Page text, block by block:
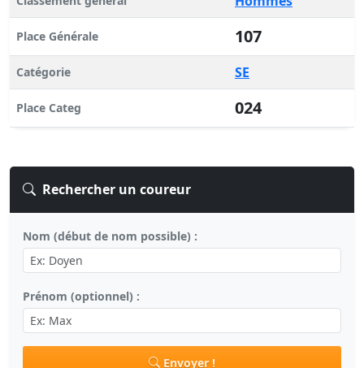
Place Générale 107
Catégorie SE
Place Categ 024
Rechercher un coureur
Nom (début de nom possible) :
Prénom (optionnel) :
Envoyer !